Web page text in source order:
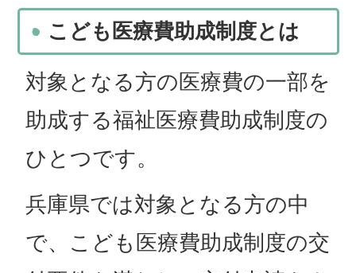
こども医療費助成制度とは
対象となる方の医療費の一部を
助成する福祉医療費助成制度の
ひとつです。
兵庫県では対象となる方の中
で、こども医療費助成制度の交